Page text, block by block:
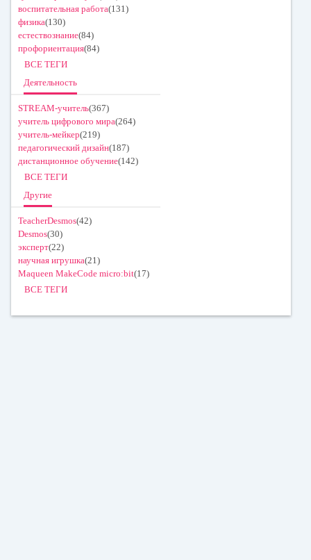
воспитательная работа(131)
физика(130)
естествознание(84)
профориентация(84)
ВСЕ ТЕГИ
Деятельность
STREAM-учитель(367)
учитель цифрового мира(264)
учитель-мейкер(219)
педагогический дизайн(187)
дистанционное обучение(142)
ВСЕ ТЕГИ
Другие
TeacherDesmos(42)
Desmos(30)
эксперт(22)
научная игрушка(21)
Maqueen MakeCode micro:bit(17)
ВСЕ ТЕГИ